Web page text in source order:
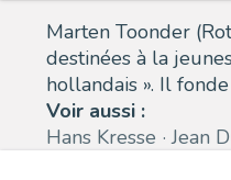
Marten Toonder
destinées à la
hollandais ». Il
Voir aussi :
Hans Kresse
Jean